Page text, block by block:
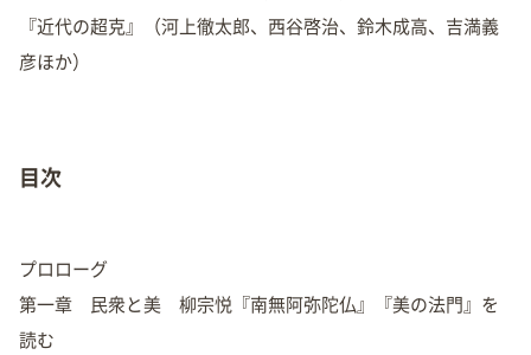
『近代の超克』（河上徹太郎、西谷啓治、鈴木成高、吉満義
彦ほか）
目次
プロローグ
第一章 民衆と美 柳宗悦『南無阿弥陀仏』『美の法門』を
読む